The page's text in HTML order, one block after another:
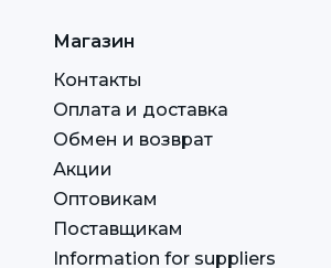
Магазин
Контакты
Оплата и доставка
Обмен и возврат
Акции
Оптовикам
Поставщикам
Information for suppliers